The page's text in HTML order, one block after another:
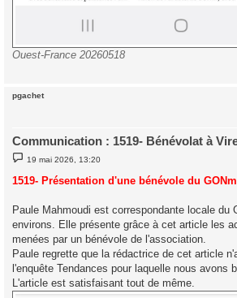
Ouest-France 20260518
pgachet
Communication : 1519- Bénévolat à
M
e
s
s
e
19 mai 2026, 13:20
1519- Présentation d'une bénévole du GONm
Paule Mahmoudi est correspondante locale du
environs. Elle présente grâce à cet article les
menées par un bénévole de l'association.
Paule regrette que la rédactrice de cet article
l'enquête Tendances pour laquelle nous avons
L'article est satisfaisant tout de même.